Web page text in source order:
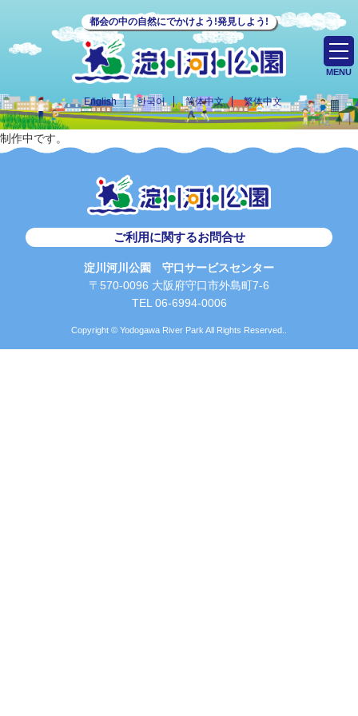
都会の中の自然にでかけよう!発見しよう!
English 한국어 简体中文 繁体中文
MENU
制作中です。
ご利用に関するお問合せ
淀川河川公園 守口サービスセンター
〒570-0096 大阪府守口市外島町7-6
TEL 06-6994-0006
Copyright © Yodogawa River Park All Rights Reserved..